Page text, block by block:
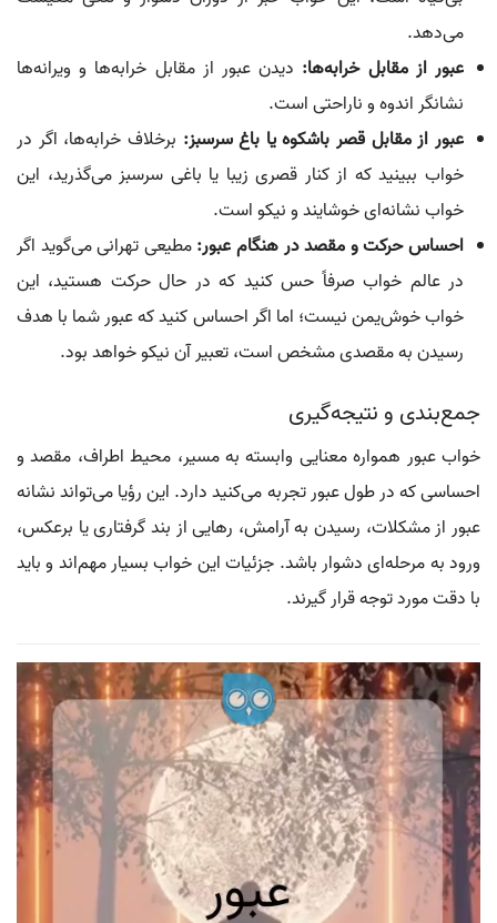
می‌دهد.
عبور از مقابل خرابه‌ها: دیدن عبور از مقابل خرابه‌ها و ویرانه‌ها
نشانگر اندوه و ناراحتی است.
عبور از مقابل قصر باشکوه یا باغ سرسبز: برخلاف خرابه‌ها، اگر در
خواب ببینید که از کنار قصری زیبا یا باغی سرسبز می‌گذرید، این
خواب نشانه‌ای خوشایند و نیکو است.
احساس حرکت و مقصد در هنگام عبور:مطیعی تهرانی می‌گوید اگر
در عالم خواب صرفاً حس کنید که در حال حرکت هستید، این
خواب خوش‌یمن نیست؛ اما اگر احساس کنید که عبور شما با هدف
رسیدن به مقصدی مشخص است، تعبیر آن نیکو خواهد بود.
جمع‌بندی و نتیجه‌گیری
خواب عبور همواره معنایی وابسته به مسیر، محیط اطراف، مقصد و
احساسی که در طول عبور تجربه می‌کنید دارد. این رؤیا می‌تواند نشانه
عبور از مشکلات، رسیدن به آرامش، رهایی از بند گرفتاری یا برعکس،
ورود به مرحله‌ای دشوار باشد. جزئیات این خواب بسیار مهم‌اند و باید
با دقت مورد توجه قرار گیرند.